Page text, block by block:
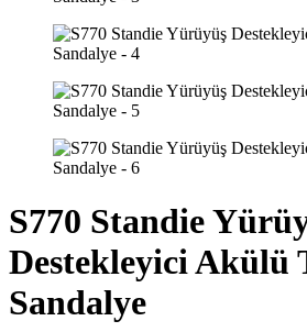
S770 Standie
Destekleyici Akülü
Sandalye